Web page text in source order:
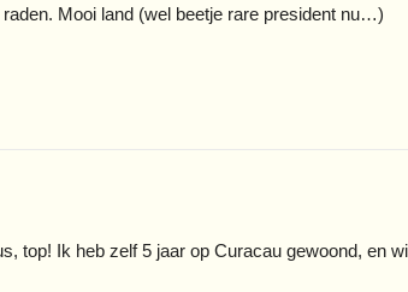
Mooi land (wel beetje rare president nu…)
top! Ik heb zelf 5 jaar op Curacau gewoond, en